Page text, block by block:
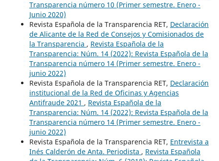
Transparencia número 10 (Primer semestre. Enero -
Junio 2020)
Revista Española de la Transparencia RET, Declaración
de Alicante de la Red de Consejos y Comisionados de
la Transparencia , Revista Española de la
Transparencia: Núm. 14 (2022): Revista Española de la
Transparencia número 14 (Primer semestre. Enero -
junio 2022)
Revista Española de la Transparencia RET, Declaración
institucional de la Red de Oficinas y Agencias
Antifraude 2021 , Revista Española de la
Transparencia: Núm. 14 (2022): Revista Española de la
Transparencia número 14 (Primer semestre. Enero -
junio 2022)
Revista Española de la Transparencia RET, Entrevista a
Inés Calderón de Anta. Periodista , Revista Española